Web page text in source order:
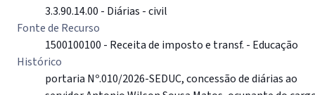
3.3.90.14.00 - Diárias - civil
Fonte de Recurso
1500100100 - Receita de imposto e transf. - Educação
Histórico
portaria Nº.010/2026-SEDUC, concessão de diárias ao